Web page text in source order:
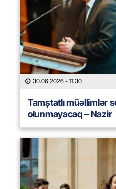
30.06.2026 - 11:30
Tamștatlı müəllimlər
olunmayacaq – Nazir